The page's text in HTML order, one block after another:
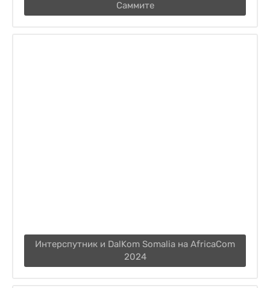
Саммите
Интерспутник и DalKom Somalia на AfricaCom
2024